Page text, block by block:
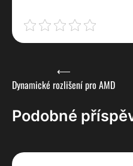
pro
příspěvek
⟵
Dynamické rozlišení pro AMD
Podobné